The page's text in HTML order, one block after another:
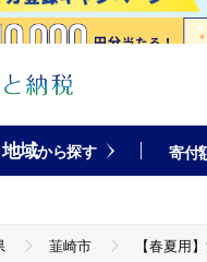
地域から探す 寄付
韮崎市
【春夏用